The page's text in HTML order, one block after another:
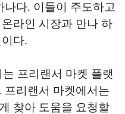
다. 이들이 주도하고
라인 시장과 만나 하
다.
는 프리랜서 마켓 플랫
프리랜서 마켓에서는
찾아 도움을 요청할